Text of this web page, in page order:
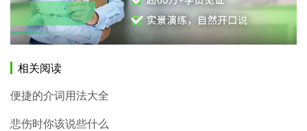
相关阅读
便捷的介词用法大全
悲伤时你该说些什么